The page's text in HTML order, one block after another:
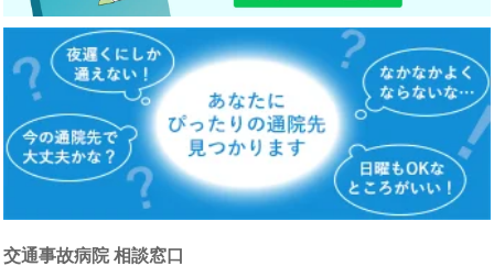
交通事故病院 相談窓口